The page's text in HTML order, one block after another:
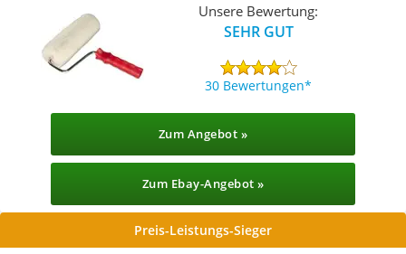
Unsere Bewertung:
SEHR GUT
30 Bewertungen
Zum Angebot »
Zum Ebay-Angebot »
Preis-Leistungs-Sieger